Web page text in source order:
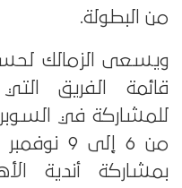
من البطولة.
ويسعى الزمالك
قائمة الفريق
للمشاركة في السوبر
من 6 إلى
بمشاركة أندية